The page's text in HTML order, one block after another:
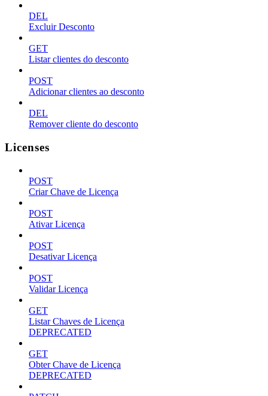
DEL
Excluir Desconto
GET
Listar clientes do desconto
POST
Adicionar clientes ao desconto
DEL
Remover cliente do desconto
Licenses
POST
Criar Chave de Licença
POST
Ativar Licença
POST
Desativar Licença
POST
Validar Licença
GET
Listar Chaves de Licença
DEPRECATED
GET
Obter Chave de Licença
DEPRECATED